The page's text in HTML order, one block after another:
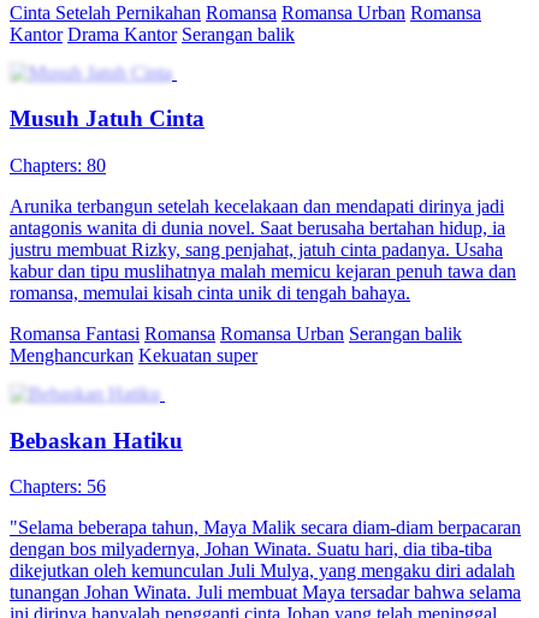
Cinta Setelah Pernikahan Romansa Romansa Urban Romansa
Kantor Drama Kantor Serangan balik
Musuh Jatuh Cinta
Chapters: 80
Arunika terbangun setelah kecelakaan dan mendapati dirinya jadi
antagonis wanita di dunia novel. Saat berusaha bertahan hidup, ia
justru membuat Rizky, sang penjahat, jatuh cinta padanya. Usaha
kabur dan tipu muslihatnya malah memicu kejaran penuh tawa dan
romansa, memulai kisah cinta unik di tengah bahaya.
Romansa Fantasi Romansa Romansa Urban Serangan balik
Menghancurkan Kekuatan super
Bebaskan Hatiku
Chapters: 56
"Selama beberapa tahun, Maya Malik secara diam-diam berpacaran
dengan bos milyadernya, Johan Winata. Suatu hari, dia tiba-tiba
dikejutkan oleh kemunculan Juli Mulya, yang mengaku diri adalah
tunangan Johan Winata. Juli membuat Maya tersadar bahwa selama